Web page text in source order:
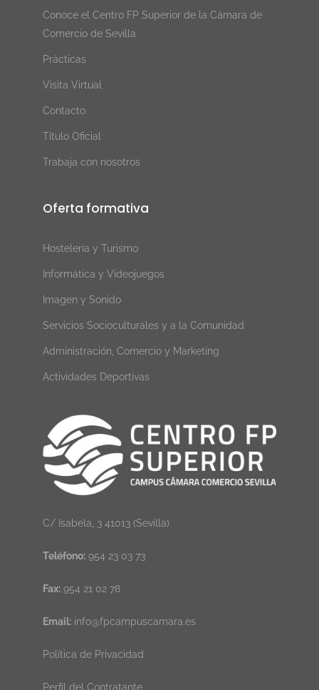
Conoce el Centro FP Superior de la Cámara de
Comercio de Sevilla
Prácticas
Visita Virtual
Contacto
Título Oficial
Trabaja con nosotros
Oferta formativa
Hostelería y Turismo
Informática y Videojuegos
Imagen y Sonido
Servicios Socioculturales y a la Comunidad
Administración, Comercio y Marketing
Actividades Deportivas
C/ Isabela, 3 41013 (Sevilla)
Teléfono:954 23 03 73
Fax:954 21 02 78
Email: info@fpcampuscamara.es
Política de Privacidad
Perfil del Contratante